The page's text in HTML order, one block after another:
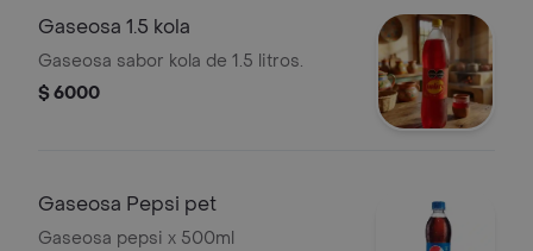
Gaseosa 1.5 kola
Gaseosa sabor kola de 1.5 litros.
$ 6000
Gaseosa Pepsi pet
Gaseosa pepsi x 500ml